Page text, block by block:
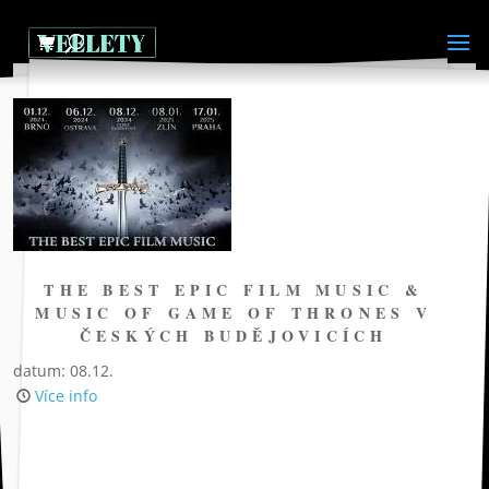
THE BEST EPIC FILM MUSIC &
MUSIC OF GAME OF THRONES V
ČESKÝCH BUDĚJOVICÍCH
datum: 08.12.
Více info